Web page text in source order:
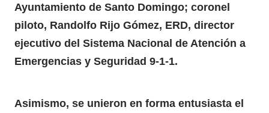
Ayuntamiento de Santo Domingo; coronel
piloto, Randolfo Rijo Gómez, ERD, director
ejecutivo del Sistema Nacional de Atención a
Emergencias y Seguridad 9-1-1.
Asimismo, se unieron en forma entusiasta el